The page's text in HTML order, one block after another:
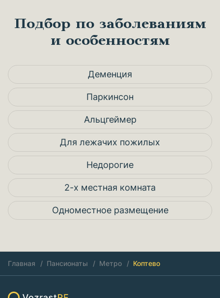
Подбор по заболеваниям
и особенностям
Деменция
Паркинсон
Альцгеймер
Для лежачих пожилых
Недорогие
2-х местная комната
Одноместное размещение
Главная Пансионаты Метро Коптево